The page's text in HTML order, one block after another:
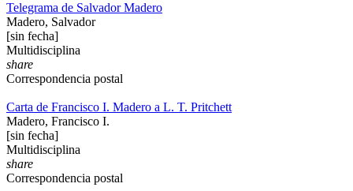
Telegrama de Salvador Madero
Madero, Salvador
[sin fecha]
Multidisciplina
share
Correspondencia postal
Carta de Francisco I. Madero a L. T. Pritchett
Madero, Francisco I.
[sin fecha]
Multidisciplina
share
Correspondencia postal